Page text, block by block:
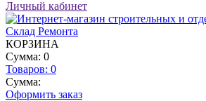
Личный кабинет
КОРЗИНА
Сумма: 0
Товаров: 0
Сумма:
Оформить заказ